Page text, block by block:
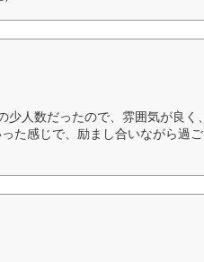
少人数だったので、雰囲気が良く
た感じで、励まし合いながら過